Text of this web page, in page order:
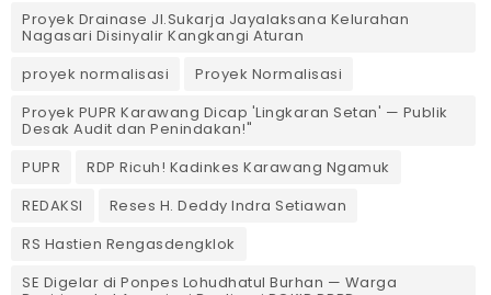
Proyek Drainase Jl.Sukarja Jayalaksana Kelurahan
Nagasari Disinyalir Kangkangi Aturan
proyek normalisasi
Proyek Normalisasi
Proyek PUPR Karawang Dicap 'Lingkaran Setan' — Publik
Desak Audit dan Penindakan!"
PUPR
RDP Ricuh! Kadinkes Karawang Ngamuk
REDAKSI
Reses H. Deddy Indra Setiawan
RS Hastien Rengasdengklok
SE Digelar di Ponpes Lohudhatul Burhan — Warga